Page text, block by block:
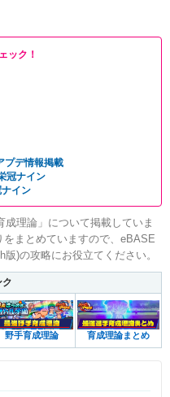
ック！
プデ情報掲載
冠ナイン
イン
理論」について掲載していま
まとめていますので、eBASE
)の攻略にお役立てください。
ク
野手育成理論 育成理論まとめ